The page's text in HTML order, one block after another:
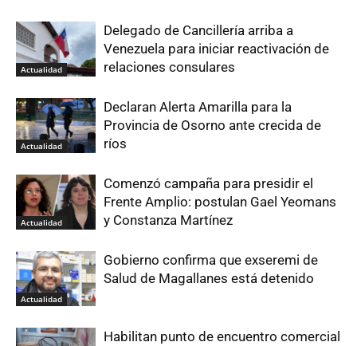
Actualidad
Delegado de Cancillería arriba a
Venezuela para iniciar reactivación de
relaciones consulares
Actualidad
Declaran Alerta Amarilla para la
Provincia de Osorno ante crecida de
ríos
Actualidad
Comenzó campaña para presidir el
Frente Amplio: postulan Gael Yeomans
y Constanza Martínez
Actualidad
Gobierno confirma que exseremi de
Salud de Magallanes está detenido
Habilitan punto de encuentro comercial